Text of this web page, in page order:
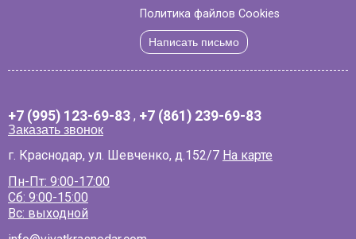
Политика файлов Cookies
Написать письмо
+7 (995) 123-69-83 , +7 (861) 239-69-83
Заказать звонок
г. Краснодар, ул. Шевченко, д.152/7 На карте
Пн-Пт: 9:00-17:00
Сб: 9:00-15:00
Вс: выходной